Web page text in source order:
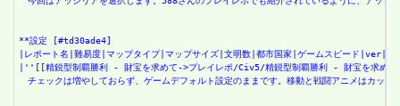
**設定 [#td30ade4]
|レポート名|難易度|マップタイプ|マップサイズ|文明数|都市国家|ゲームスピード|ver|そ
|''[[精鋭型制覇勝利 - 財宝を求めて->プレイレポ/Civ5/精鋭型制覇勝利 - 財宝を
チェックは増やしておらず、ゲームデフォルト設定のままです。移動と戦闘アニメはカット